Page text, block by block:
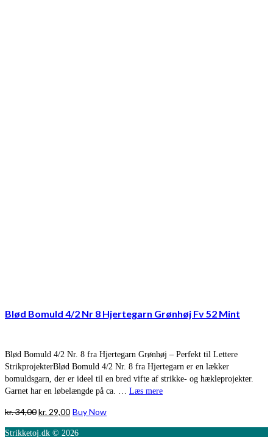
Blød Bomuld 4/2 Nr 8 Hjertegarn Grønhøj Fv 52 Mint
Blød Bomuld 4/2 Nr. 8 fra Hjertegarn Grønhøj – Perfekt til Lettere
StrikprojekterBlød Bomuld 4/2 Nr. 8 fra Hjertegarn er en lækker
bomuldsgarn, der er ideel til en bred vifte af strikke- og hækleprojekter.
Garnet har en løbelængde på ca. … Læs mere
kr.34,00Den
kr. 29,00Den
Buy Now
Strikketoj.dk © 2026